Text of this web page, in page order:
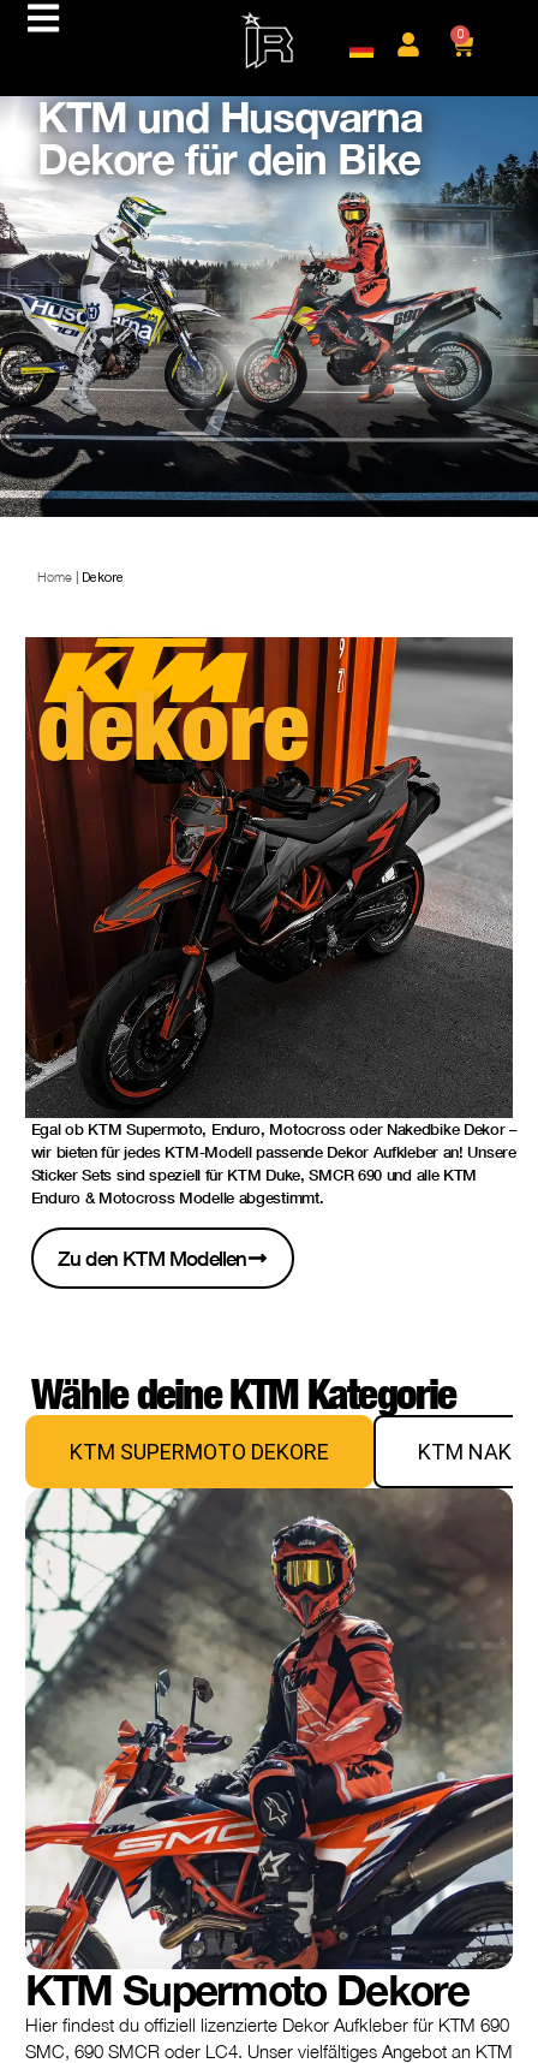
0
KTM und Husqvarna
Dekore für dein Bike
Home| Dekore
dekore
Egal ob KTM Supermoto, Enduro, Motocross oder Nakedbike Dekor –
wir bieten für jedes KTM-Modell passende Dekor Aufkleber an! Unsere
Sticker Sets sind speziell für KTM Duke, SMCR 690 und alle KTM
Enduro & Motocross Modelle abgestimmt.
Zu den KTM Modellen
Wähle deine KTM Kategorie
KTM SUPERMOTO DEKORE KTM
KTM Supermoto Dekore
Hier findest du offiziell lizenzierte Dekor Aufkleber für KTM 690
SMC, 690 SMCR oder LC4. Unser vielfältiges Angebot an KTM